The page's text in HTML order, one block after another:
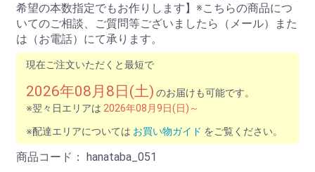
希望の本数指定でもお作りします】※こちらの商品につ
いてのご相談、ご質問等ございましたら（メール）また
は（お電話）にて承ります。
現在ご注文いただくと最短で
2026年08月8日(土) のお届けも可能です。
※翌々日エリアは 2026年08月9日(日)～
※配達エリアについては お買い物ガイド をご覧ください。
商品コード： hanataba_051